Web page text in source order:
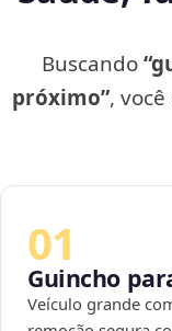
Buscando
próximo”,
01
Guincho
Veículo grande